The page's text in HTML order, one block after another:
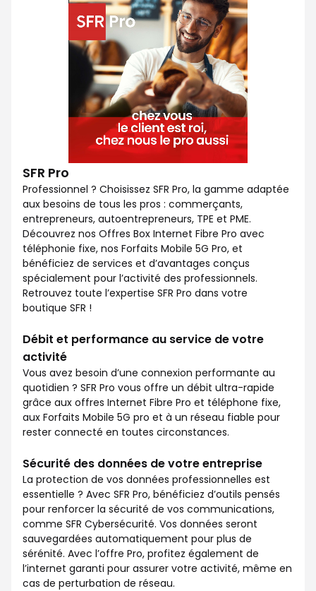
SFR Pro
Professionnel ? Choisissez SFR Pro, la gamme adaptée
aux besoins de tous les pros : commerçants,
entrepreneurs, autoentrepreneurs, TPE et PME.
Découvrez nos Offres Box Internet Fibre Pro avec
téléphonie fixe, nos Forfaits Mobile 5G Pro, et
bénéficiez de services et d’avantages conçus
spécialement pour l’activité des professionnels.
Retrouvez toute l’expertise SFR Pro dans votre
boutique SFR !
Débit et performance au service de votre
activité
Vous avez besoin d’une connexion performante au
quotidien ? SFR Pro vous offre un débit ultra-rapide
grâce aux offres Internet Fibre Pro et téléphone fixe,
aux Forfaits Mobile 5G pro et à un réseau fiable pour
rester connecté en toutes circonstances.
Sécurité des données de votre entreprise
La protection de vos données professionnelles est
essentielle ? Avec SFR Pro, bénéficiez d’outils pensés
pour renforcer la sécurité de vos communications,
comme SFR Cybersécurité. Vos données seront
sauvegardées automatiquement pour plus de
sérénité. Avec l’offre Pro, profitez également de
l’internet garanti pour assurer votre activité, même en
cas de perturbation de réseau.